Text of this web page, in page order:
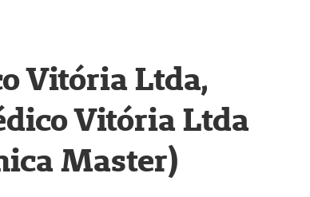
Vitória Ltda,
Vitória Ltda
Master)